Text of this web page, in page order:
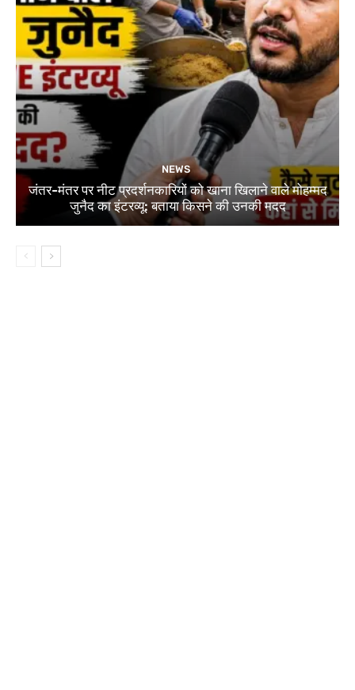
NEWS
जंतर-मंतर पर नीट प्रदर्शनकारियों को खाना खिलाने वाले मोहम्मद
जुनैद का इंटरव्यू: बताया किसने की उनकी मदद